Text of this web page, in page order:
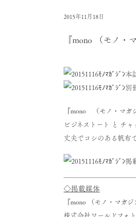
2015年11月18日
『mono （モノ
『mono （モノ・マガ
ビジネストート と チャ
丈夫でコシのある帆布
◇掲載媒体
『mono （モノ・マガ